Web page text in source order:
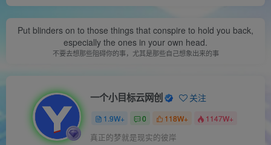
Put blinders on to those things that conspire to hold you back,
especially the ones in your own head.
不要去想那些阻碍你的事，尤其是那些自己想象出来的事
一个小目标云网创 关注
1.9W+ 0 118W+ 1147W+
真正的梦就是现实的彼岸